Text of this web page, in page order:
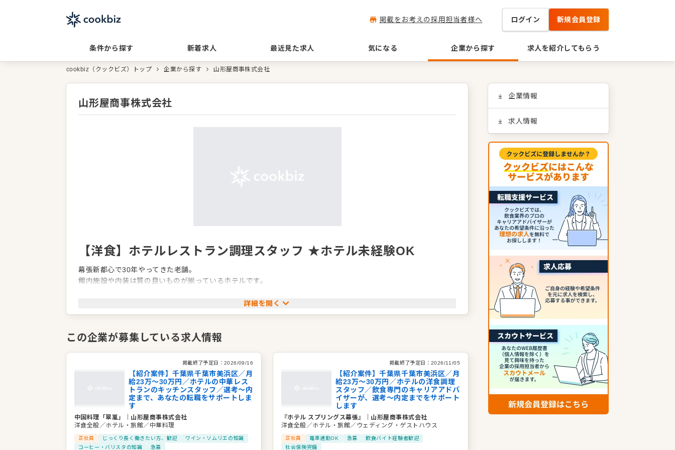
掲載をお考えの採用担当者様へ ログイン 新規会員登録
条件から探す 新着求人 最近見た求人 気になる 企業から探す 求人を紹介してもらう
cookbiz（クックビズ）トップ 企業から探す 山形屋商事株式会社
山形屋商事株式会社
【洋食】ホテルレストラン調理スタッフ ★ホテル未経験OK
幕張新都心で30年やってきた老舗。
館内施設や内装は質の良いものが揃っているホテルです。
経験の浅い方でも、「一流のホテルで働いてみたい」
という志をお持ちの方なら、歓迎します。
企業情報
業種／業態
代表取締役 佐藤フジエ
千葉県千葉市美浜区ひび野1-11
詳細を開く
この企業が募集している求人情報
掲載終了予定日： 2026/09/16
【紹介案件】千葉県千葉市美浜区／月
給23万～30万円／ホテルの中華レス
トランのキッチンスタッフ／選考～内
定まで、あなたの転職をサポートしま
す
中国料理「翠嵐」
山形屋商事株式会社
洋食全般／ホテル・旅館／中華料理
正社員 じっくり長く働きたい方、歓迎
ワイン・ソムリエの知識
コーヒー・バリスタの知識
急募
掲載終了予定日： 2026/11/05
【紹介案件】千葉県千葉市美浜区／月
給23万～30万円／ホテルの洋食調理
スタッフ／飲食専門のキャリアアドバ
イザーが、選考～内定までをサポート
します
『ホテル スプリングス幕張』
山形屋商事株式会社
洋食全般／ホテル・旅館／ウェディング・ゲストハウス
正社員 電車通勤OK 急募
飲食バイト経験者歓迎
社会保険完備
企業情報
求人情報